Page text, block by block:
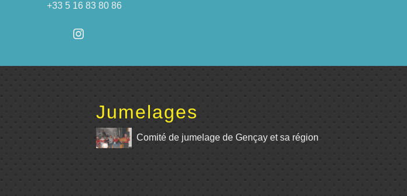
+33 5 16 83 80 86
Jumelages
Comité de jumelage de Gençay et sa région